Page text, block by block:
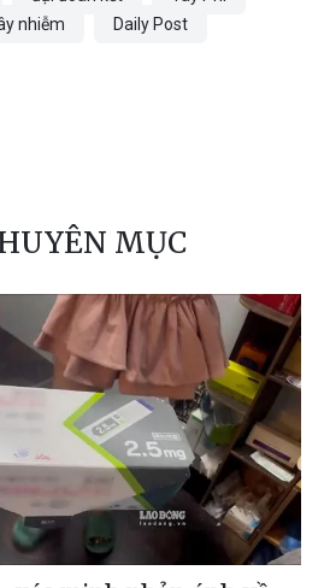
xác minh phản ánh về
dạng bút tiêm